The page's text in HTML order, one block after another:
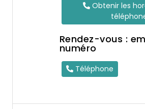
Obtenir les
Rendez-vous :
numéro
Téléphone